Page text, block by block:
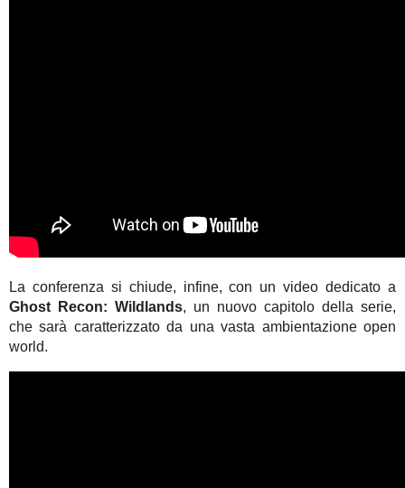
La conferenza si chiude, infine, con un video dedicato a
Ghost Recon: Wildlands, un nuovo capitolo della serie,
che sarà caratterizzato da una vasta ambientazione open
world.